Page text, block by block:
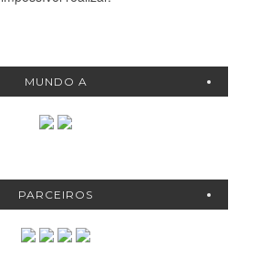
MUNDO A
PARCEIROS